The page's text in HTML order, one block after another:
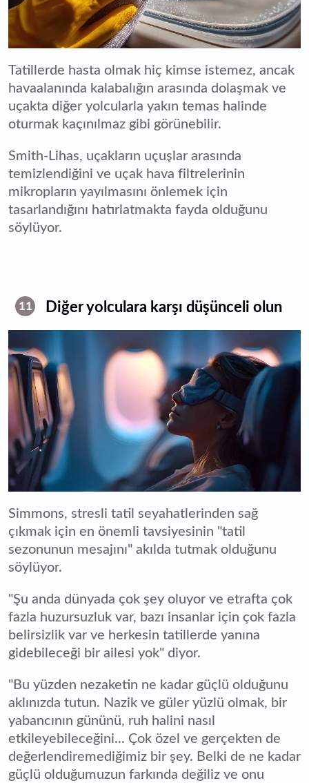
Tatillerde hasta olmak hiç kimse istemez, ancak
havaalanında kalabalığın arasında dolaşmak ve
uçakta diğer yolcularla yakın temas halinde
oturmak kaçınılmaz gibi görünebilir.
Smith-Lihas, uçakların uçuşlar arasında
temizlendiğini ve uçak hava filtrelerinin
mikropların yayılmasını önlemek için
tasarlandığını hatırlatmakta fayda olduğunu
söylüyor.
11 Diğer yolculara karşı düşünceli olun
Simmons, stresli tatil seyahatlerinden sağ
çıkmak için en önemli tavsiyesinin "tatil
sezonunun mesajını" akılda tutmak olduğunu
söylüyor.
"Şu anda dünyada çok şey oluyor ve etrafta çok
fazla huzursuzluk var, bazı insanlar için çok fazla
belirsizlik var ve herkesin tatillerde yanına
gidebileceği bir ailesi yok" diyor.
"Bu yüzden nezaketin ne kadar güçlü olduğunu
aklınızda tutun. Nazik ve güler yüzlü olmak, bir
yabancının gününü, ruh halini nasıl
etkileyebileceğini... Çok özel ve gerçekten de
değerlendiremediğimiz bir şey. Belki de ne kadar
güçlü olduğumuzun farkında değiliz ve onu